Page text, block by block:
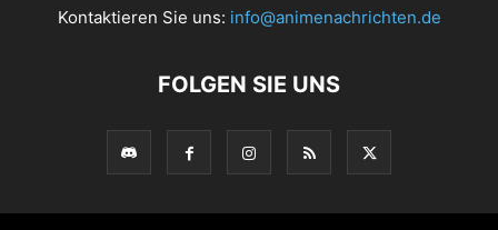
Kontaktieren Sie uns: info@animenachrichten.de
FOLGEN SIE UNS